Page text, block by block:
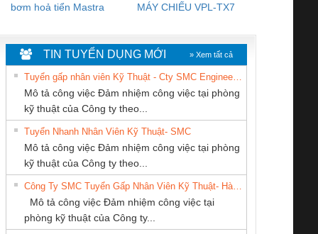
bơm hoả tiển Mastra MÁY CHIẾU VPL-TX7
An Toàn
Contact
– PSR-
SCP-
FSP/2X1/1X2
Bộ giám sát chuỗi
tấm pin
TRANSCLINIC 16I+
1K5 L (2433950000)
Bộ giám sát dòng
TRANSCLINIC 16I+
(2008130000)
TY CỔ
DÂY VÀ
ĐIỆN
ĐÌNH
Tan Dong Cang
company LTD
Cty TNHH TM QC
TIN TUYỂN DỤNG MỚI » Xem tất cả
Mô tả công việc Đảm nhiệm công việc tại phòng
kỹ thuật của Công ty theo...
Tuyển Nhanh Nhân Viên Kỹ Thuật- SMC
Mô tả công việc Đảm nhiệm công việc tại phòng
kỹ thuật của Công ty theo...
Mô tả công việc Đảm nhiệm công việc tại
phòng kỹ thuật của Công ty...